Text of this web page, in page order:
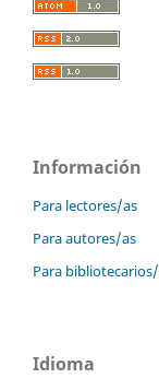
Información
Para lectores/as
Para autores/as
Para
Idioma